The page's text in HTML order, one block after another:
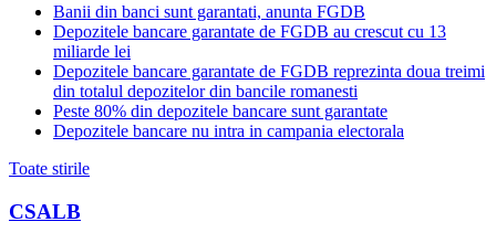
Banii din banci sunt garantati, anunta FGDB
Depozitele bancare garantate de FGDB au crescut cu 13
miliarde lei
Depozitele bancare garantate de FGDB reprezinta doua treimi
din totalul depozitelor din bancile romanesti
Peste 80% din depozitele bancare sunt garantate
Depozitele bancare nu intra in campania electorala
Toate stirile
CSALB